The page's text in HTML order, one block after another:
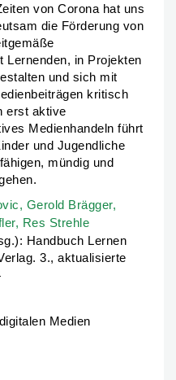
von Corona hat uns
die Förderung von
Lernenden, in Projekten
und sich mit
kritisch
erst aktive
Medienhandeln führt
und Jugendliche
mündig und
Gerold Brägger,
Gerold Brägger,
Res Strehle
Handbuch Lernen
3., aktualisierte
Medien